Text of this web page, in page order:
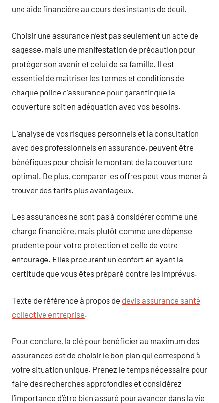
une aide financière au cours des instants de deuil.
Choisir une assurance n’est pas seulement un acte de
sagesse, mais une manifestation de précaution pour
protéger son avenir et celui de sa famille. Il est
essentiel de maîtriser les termes et conditions de
chaque police d’assurance pour garantir que la
couverture soit en adéquation avec vos besoins.
L’analyse de vos risques personnels et la consultation
avec des professionnels en assurance, peuvent être
bénéfiques pour choisir le montant de la couverture
optimal. De plus, comparer les offres peut vous mener à
trouver des tarifs plus avantageux.
Les assurances ne sont pas à considérer comme une
charge financière, mais plutôt comme une dépense
prudente pour votre protection et celle de votre
entourage. Elles procurent un confort en ayant la
certitude que vous êtes préparé contre les imprévus.
Texte de référence à propos de devis assurance santé
collective entreprise.
Pour conclure, la clé pour bénéficier au maximum des
assurances est de choisir le bon plan qui correspond à
votre situation unique. Prenez le temps nécessaire pour
faire des recherches approfondies et considérez
l’importance d’être bien assuré pour avancer dans la vie